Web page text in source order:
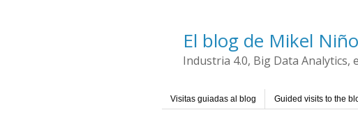
El blog de Mikel Niño
Industria 4.0, Big Data
Visitas guiadas al blog Guided visits to the